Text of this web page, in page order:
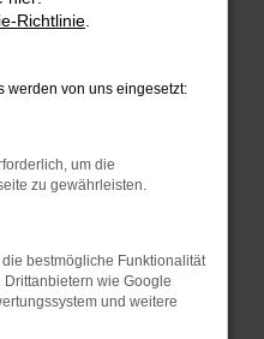
Ihr
Audi
Richtlinie
werden von uns eingesetzt:
um die
zu gewährleisten.
bestmögliche Funktionalität
wie Google
und weitere